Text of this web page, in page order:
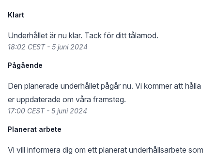
Klart
Underhållet är nu klar. Tack för ditt tålamod.
18:02 CEST - 5 juni 2024
Pågående
Den planerade underhållet pågår nu. Vi kommer att hålla
er uppdaterade om våra framsteg.
17:00 CEST - 5 juni 2024
Planerat arbete
Vi vill informera dig om ett planerat underhållsarbete som